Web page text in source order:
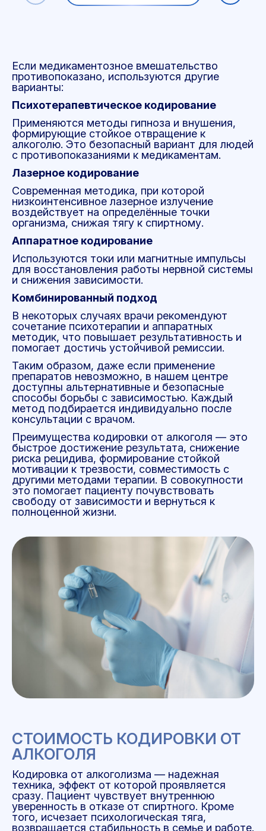
Если медикаментозное вмешательство
противопоказано, используются другие
варианты:
Психотерапевтическое кодирование
Применяются методы гипноза и внушения,
формирующие стойкое отвращение к
алкоголю. Это безопасный вариант для людей
с противопоказаниями к медикаментам.
Лазерное кодирование
Современная методика, при которой
низкоинтенсивное лазерное излучение
воздействует на определённые точки
организма, снижая тягу к спиртному.
Аппаратное кодирование
Используются токи или магнитные импульсы
для восстановления работы нервной системы
и снижения зависимости.
Комбинированный подход
В некоторых случаях врачи рекомендуют
сочетание психотерапии и аппаратных
методик, что повышает результативность и
помогает достичь устойчивой ремиссии.
Таким образом, даже если применение
препаратов невозможно, в нашем центре
доступны альтернативные и безопасные
способы борьбы с зависимостью. Каждый
метод подбирается индивидуально после
консультации с врачом.
Преимущества кодировки от алкоголя — это
быстрое достижение результата, снижение
риска рецидива, формирование стойкой
мотивации к трезвости, совместимость с
другими методами терапии. В совокупности
это помогает пациенту почувствовать
свободу от зависимости и вернуться к
полноценной жизни.
СТОИМОСТЬ КОДИРОВКИ ОТ
АЛКОГОЛЯ
Кодировка от алкоголизма — надежная
техника, эффект от которой проявляется
сразу. Пациент чувствует внутреннюю
уверенность в отказе от спиртного. Кроме
того, исчезает психологическая тяга,
возвращается стабильность в семье и работе.